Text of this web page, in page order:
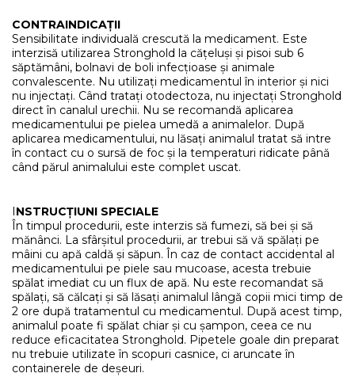
CONTRAINDICAȚII
Sensibilitate individuală crescută la medicament. Este
interzisă utilizarea Stronghold la cățeluși și pisoi sub 6
săptămâni, bolnavi de boli infecțioase și animale
convalescente. Nu utilizați medicamentul în interior și nici
nu injectați. Când tratați otodectoza, nu injectați Stronghold
direct în canalul urechii. Nu se recomandă aplicarea
medicamentului pe pielea umedă a animalelor. După
aplicarea medicamentului, nu lăsați animalul tratat să intre
în contact cu o sursă de foc și la temperaturi ridicate până
când părul animalului este complet uscat.
NSTRUCȚIUNI SPECIALE
În timpul procedurii, este interzis să fumezi, să bei și să
mănânci. La sfârșitul procedurii, ar trebui să vă spălați pe
mâini cu apă caldă și săpun. În caz de contact accidental al
medicamentului pe piele sau mucoase, acesta trebuie
spălat imediat cu un flux de apă. Nu este recomandat să
spălați, să călcați și să lăsați animalul lângă copii mici timp de
2 ore după tratamentul cu medicamentul. După acest timp,
animalul poate fi spălat chiar și cu șampon, ceea ce nu
reduce eficacitatea Stronghold. Pipetele goale din preparat
nu trebuie utilizate în scopuri casnice, ci aruncate în
containerele de deșeuri.